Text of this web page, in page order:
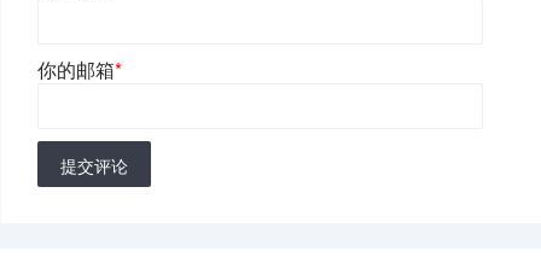
你的邮箱*
提交评论